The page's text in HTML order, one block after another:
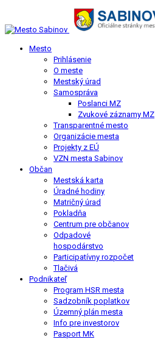
Mesto
Prihlásenie
O meste
Mestský úrad
Samospráva
Poslanci MZ
Zvukové záznamy MZ
Transparentné mesto
Organizácie mesta
Projekty z EÚ
VZN mesta Sabinov
Občan
Mestská karta
Úradné hodiny
Matričný úrad
Pokladňa
Centrum pre občanov
Odpadové
hospodárstvo
Participatívny rozpočet
Tlačivá
Podnikateľ
Program HSR mesta
Sadzobník poplatkov
Územný plán mesta
Info pre investorov
Pasport MK